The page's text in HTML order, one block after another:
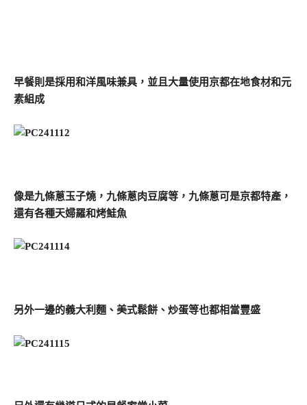
早餐則是採用和洋風味兼具，並且大量使用京都在地食材和元
素組成
像是九條蔥玉子燒，九條蔥肉豆腐等，九條蔥可是京都特產，
還有各種天婦羅和烤鮭魚
另外一邊的義大利麵、美式鬆餅、炒蛋等也都相當豐盛